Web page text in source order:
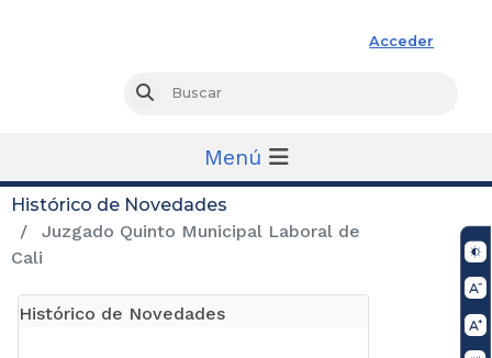
Acceder
Buscar
Menú
Histórico de Novedades
Juzgado Quinto Municipal Laboral de
Cali
Histórico de Novedades